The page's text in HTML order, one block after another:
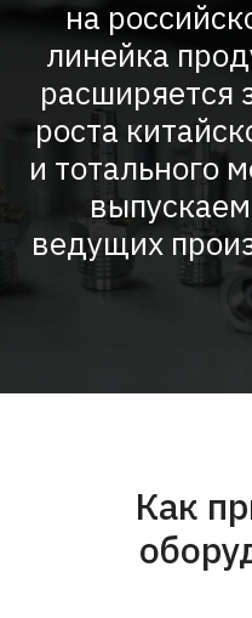
на
линейка
расширяется
роста
и тотального
ведущих
Как